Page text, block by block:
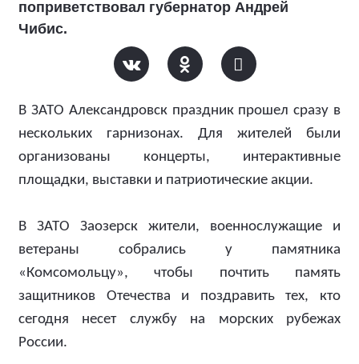
поприветствовал губернатор Андрей
Чибис.
В ЗАТО Александровск праздник прошел сразу в
нескольких гарнизонах. Для жителей были
организованы концерты, интерактивные
площадки, выставки и патриотические акции.
В ЗАТО Заозерск жители, военнослужащие и
ветераны собрались у памятника
«Комсомольцу», чтобы почтить память
защитников Отечества и поздравить тех, кто
сегодня несет службу на морских рубежах
России.